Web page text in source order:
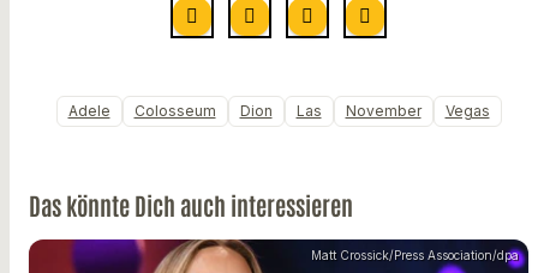
Adele Colosseum Dion Las November Vegas
Das könnte Dich auch interessieren
Matt Crossick/Press Association/dpa